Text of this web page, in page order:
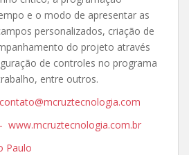
e o modo de apresentar as
personalizados, criação de
do projeto através
de controles no programa
entre outros.
www.mcruztecnologia.com.br
Paulo